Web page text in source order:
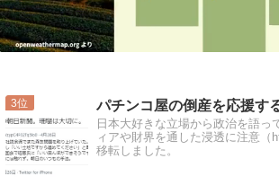
3 パチンコ屋の倒産を応援す
日本大好きな立場から政治を語っ
ィアや財界を通した浸透に注意（
移転しました。